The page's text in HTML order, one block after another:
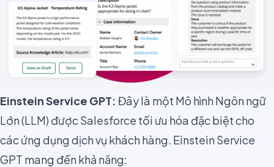
Einstein Service GPT: Đây là một Mô hình Ngôn ngữ
Lớn (LLM) được Salesforce tối ưu hóa đặc biệt cho
các ứng dụng dịch vụ khách hàng. Einstein Service
GPT mang đến khả năng: